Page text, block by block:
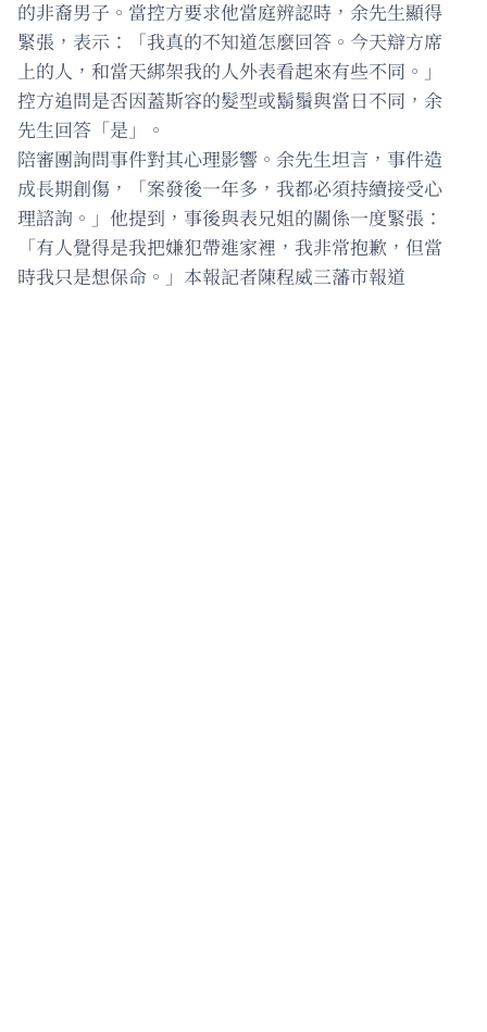
的非裔男子。當控方要求他當庭辨認時，余先生顯得
緊張，表示：「我真的不知道怎麼回答。今天辯方席
上的人，和當天綁架我的人外表看起來有些不同。」
控方追問是否因蓋斯容的髮型或鬍鬚與當日不同，余
先生回答「是」。
陪審團詢問事件對其心理影響。余先生坦言，事件造
成長期創傷，「案發後一年多，我都必須持續接受心
理諮詢。」他提到，事後與表兄姐的關係一度緊張：
「有人覺得是我把嫌犯帶進家裡，我非常抱歉，但當
時我只是想保命。」本報記者陳程威三藩市報道